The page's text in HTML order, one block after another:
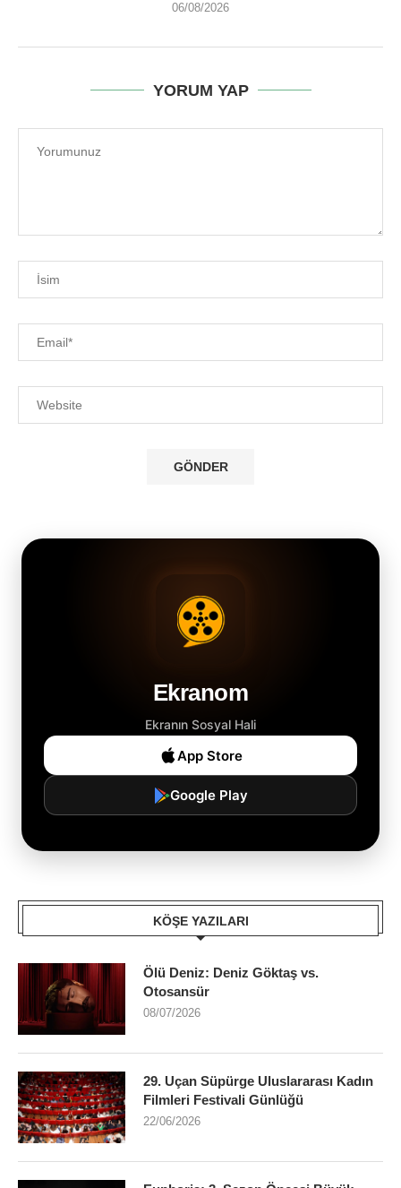
06/08/2026
YORUM YAP
Ekranom
Ekranın Sosyal Hali
App Store
Google Play
KÖŞE YAZILARI
Ölü Deniz: Deniz Göktaş vs.
Otosansür
08/07/2026
29. Uçan Süpürge Uluslararası Kadın
Filmleri Festivali Günlüğü
22/06/2026